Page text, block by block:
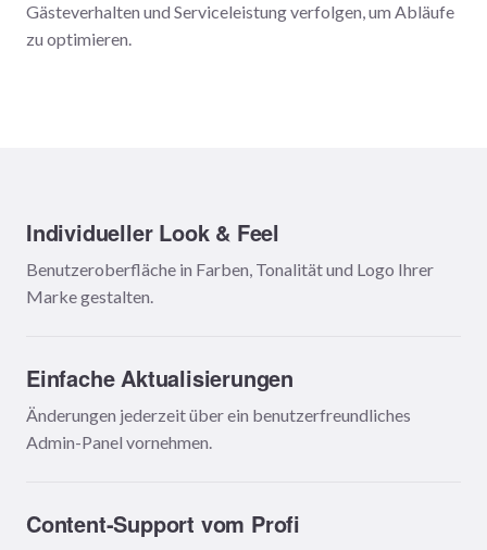
Gästeverhalten und Serviceleistung verfolgen, um Abläufe
zu optimieren.
Individueller Look & Feel
Benutzeroberfläche in Farben, Tonalität und Logo Ihrer
Marke gestalten.
Einfache Aktualisierungen
Änderungen jederzeit über ein benutzerfreundliches
Admin-Panel vornehmen.
Content-Support vom Profi